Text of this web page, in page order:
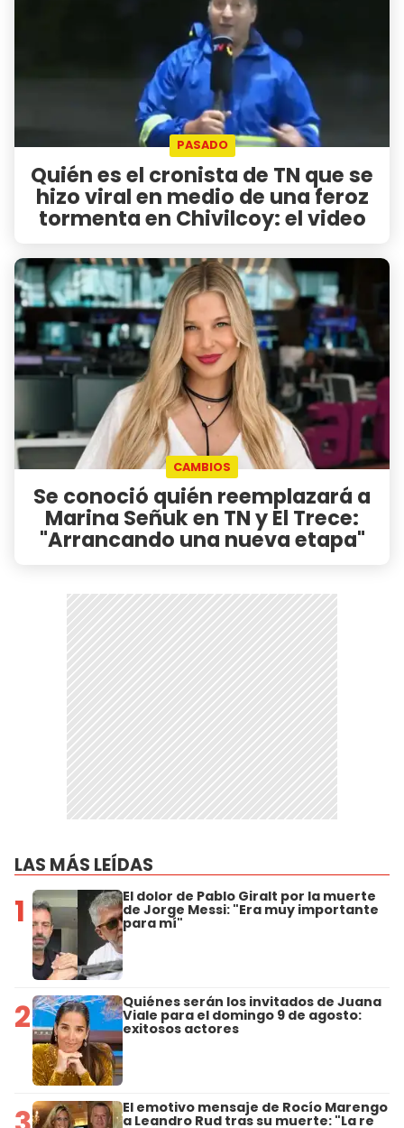
PASADO
Quién es el cronista de TN que se
hizo viral en medio de una feroz
tormenta en Chivilcoy: el video
CAMBIOS
Se conoció quién reemplazará a
Marina Señuk en TN y El Trece:
"Arrancando una nueva etapa"
LAS MÁS LEÍDAS
1 El dolor de Pablo Giralt por la muerte
de Jorge Messi: "Era muy importante
para mí"
2 Quiénes serán los invitados de Juana
Viale para el domingo 9 de agosto:
exitosos actores
El emotivo mensaje de Rocío Marengo
a Leandro Rud tras su muerte: "La re